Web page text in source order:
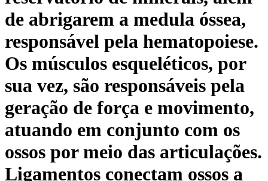
de abrigarem a medula óssea,
responsável pela hematopoiese.
Os músculos esqueléticos, por
sua vez, são responsáveis pela
geração de força e movimento,
atuando em conjunto com os
ossos por meio das articulações.
Ligamentos conectam ossos a